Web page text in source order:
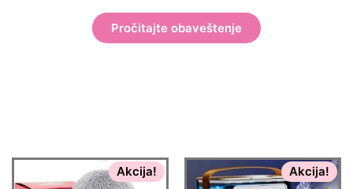
Pročitajte obaveštenje
Akcija! Akcija!